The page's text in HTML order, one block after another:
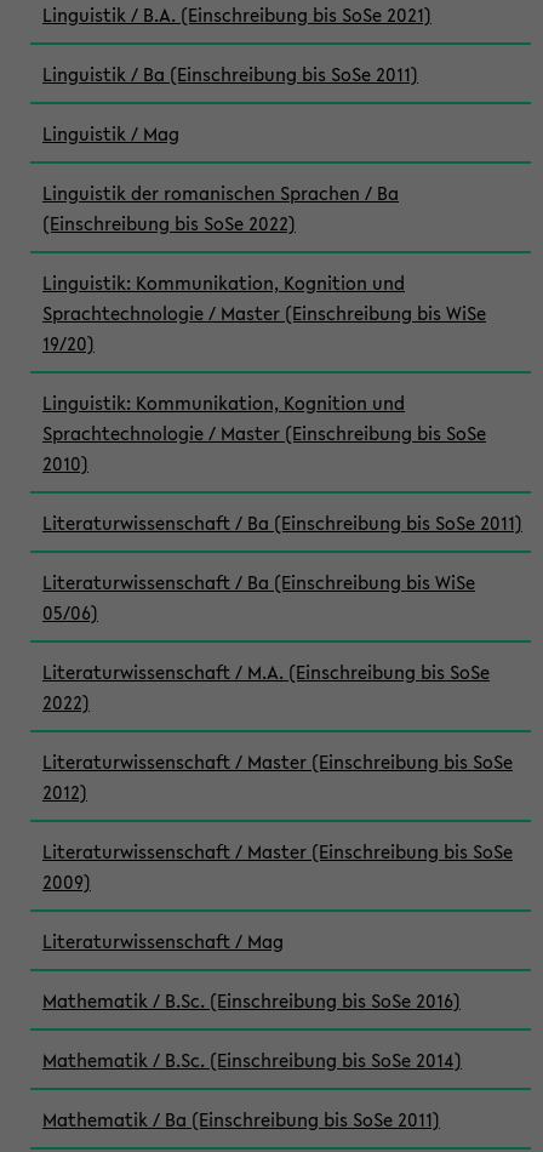
Linguistik / B.A. (Einschreibung bis SoSe 2021)
Linguistik / Ba (Einschreibung bis SoSe 2011)
Linguistik / Mag
Linguistik der romanischen Sprachen / Ba
(Einschreibung bis SoSe 2022)
Linguistik: Kommunikation, Kognition und
Sprachtechnologie / Master (Einschreibung bis WiSe
19/20)
Linguistik: Kommunikation, Kognition und
Sprachtechnologie / Master (Einschreibung bis SoSe
2010)
Literaturwissenschaft / Ba (Einschreibung bis SoSe 2011)
Literaturwissenschaft / Ba (Einschreibung bis WiSe
05/06)
Literaturwissenschaft / M.A. (Einschreibung bis SoSe
2022)
Literaturwissenschaft / Master (Einschreibung bis SoSe
2012)
Literaturwissenschaft / Master (Einschreibung bis SoSe
2009)
Literaturwissenschaft / Mag
Mathematik / B.Sc. (Einschreibung bis SoSe 2016)
Mathematik / B.Sc. (Einschreibung bis SoSe 2014)
Mathematik / Ba (Einschreibung bis SoSe 2011)